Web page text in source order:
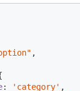
,
: 'category' ,